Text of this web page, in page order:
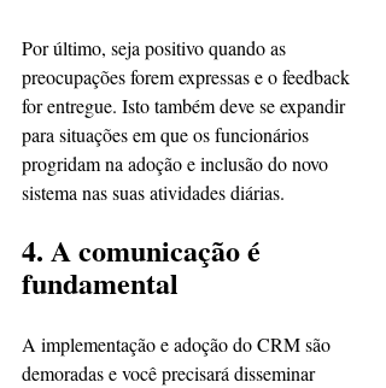
Por último, seja positivo quando as
preocupações forem expressas e o feedback
for entregue. Isto também deve se expandir
para situações em que os funcionários
progridam na adoção e inclusão do novo
sistema nas suas atividades diárias.
4. A comunicação é
fundamental
A implementação e adoção do CRM são
demoradas e você precisará disseminar